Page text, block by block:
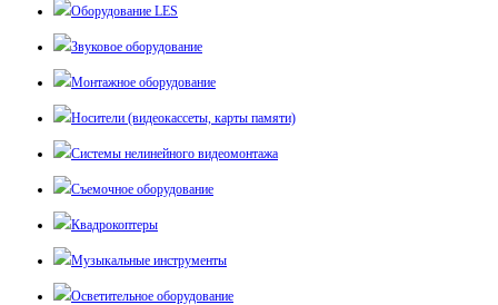
Оборудование LES
Звуковое оборудование
Монтажное оборудование
Носители (видеокассеты, карты памяти)
Системы нелинейного видеомонтажа
Съемочное оборудование
Квадрокоптеры
Музыкальные инструменты
Осветительное оборудование